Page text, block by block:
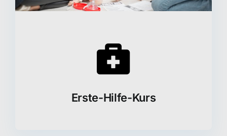
Erste-Hilfe-Kurs